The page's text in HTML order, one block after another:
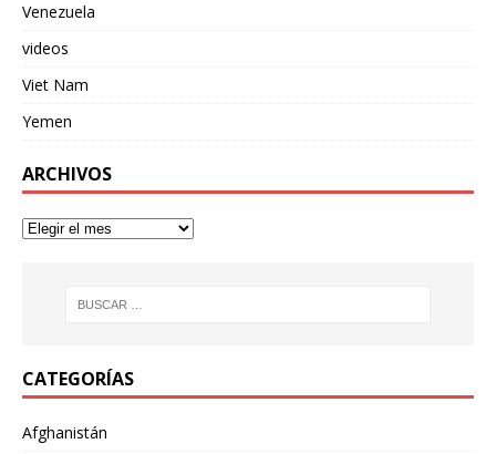
Venezuela
videos
Viet Nam
Yemen
ARCHIVOS
CATEGORÍAS
Afghanistán